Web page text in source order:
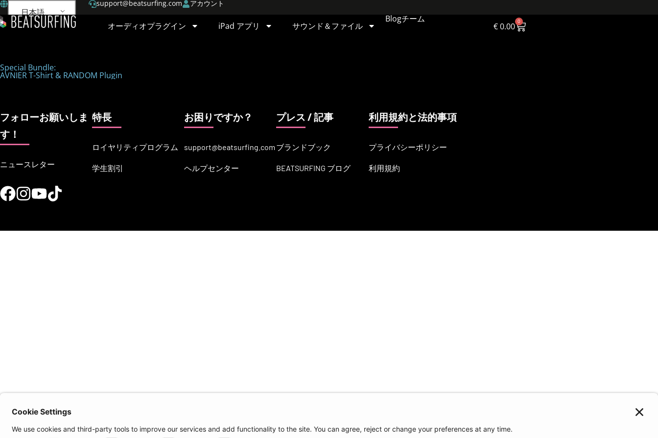
日本語
support@beatsurfing.com アカウント
オーディオプラグイン iPad アプリ サウンド＆ファイル
Blogチーム
€0.00 0
Special Bundle:
AVNIER T-Shirt & RANDOM Plugin
フォローお願いしま
す！
ニュースレター
特長
ロイヤリティプログラム
学生割引
お困りですか？
support@beatsurfing.com
ヘルプセンター
プレス / 記事
ブランドブック
BEATSURFING ブログ
利用規約と法的事項
プライバシーポリシー
利用規約